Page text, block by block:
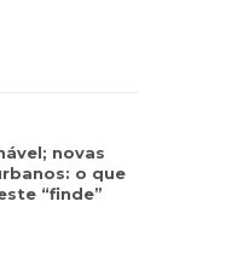
novas
o que
“finde”